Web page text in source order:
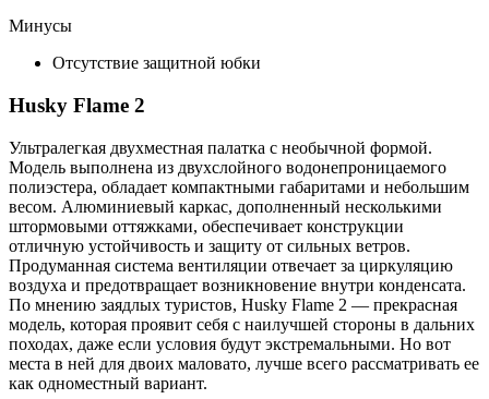
Минусы
Отсутствие защитной юбки
Husky Flame 2
Ультралегкая двухместная палатка с необычной формой.
Модель выполнена из двухслойного водонепроницаемого
полиэстера, обладает компактными габаритами и небольшим
весом. Алюминиевый каркас, дополненный несколькими
штормовыми оттяжками, обеспечивает конструкции
отличную устойчивость и защиту от сильных ветров.
Продуманная система вентиляции отвечает за циркуляцию
воздуха и предотвращает возникновение внутри конденсата.
По мнению заядлых туристов, Husky Flame 2 — прекрасная
модель, которая проявит себя с наилучшей стороны в дальних
походах, даже если условия будут экстремальными. Но вот
места в ней для двоих маловато, лучше всего рассматривать ее
как одноместный вариант.